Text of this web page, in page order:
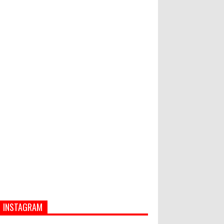
INSTAGRAM